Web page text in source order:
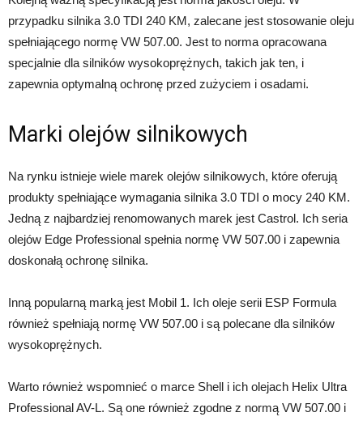
przypadku silnika 3.0 TDI 240 KM, zalecane jest stosowanie oleju
spełniającego normę VW 507.00. Jest to norma opracowana
specjalnie dla silników wysokoprężnych, takich jak ten, i
zapewnia optymalną ochronę przed zużyciem i osadami.
Marki olejów silnikowych
Na rynku istnieje wiele marek olejów silnikowych, które oferują
produkty spełniające wymagania silnika 3.0 TDI o mocy 240 KM.
Jedną z najbardziej renomowanych marek jest Castrol. Ich seria
olejów Edge Professional spełnia normę VW 507.00 i zapewnia
doskonałą ochronę silnika.
Inną popularną marką jest Mobil 1. Ich oleje serii ESP Formula
również spełniają normę VW 507.00 i są polecane dla silników
wysokoprężnych.
Warto również wspomnieć o marce Shell i ich olejach Helix Ultra
Professional AV-L. Są one również zgodne z normą VW 507.00 i